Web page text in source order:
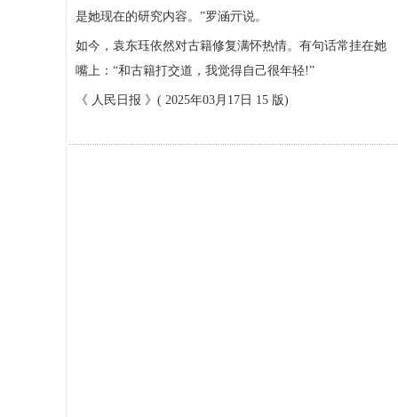
是她现在的研究内容。”罗涵亓说。
如今，袁东珏依然对古籍修复满怀热情。有句话常挂在她
嘴上：“和古籍打交道，我觉得自己很年轻!”
《 人民日报 》( 2025年03月17日 15 版)